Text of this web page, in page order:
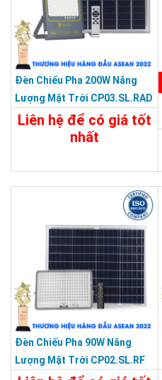
Đèn Chiếu Pha 200W Năng
Lượng Mặt Trời CP03.SL.RAD
200W.V2
Liên hệ để có giá tốt
nhất
Đèn Chiếu Pha 90W Năng
Lượng Mặt Trời CP02.SL.RF
90W